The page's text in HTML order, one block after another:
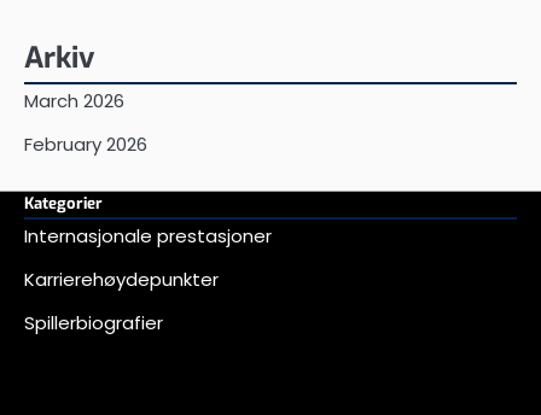
Arkiv
March 2026
February 2026
Kategorier
Internasjonale prestasjoner
Karrierehøydepunkter
Spillerbiografier